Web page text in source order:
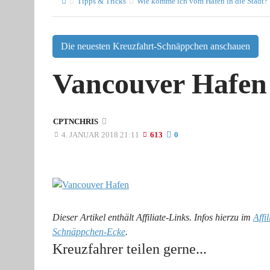
Die neuesten Kreuzfahrt-Schnäppchen anschauen
Vancouver Hafen
CPTNCHRIS
4. JANUAR 2018 21:11
613 0
Dieser Artikel enthält Affiliate-Links. Infos hierzu im
Schnäppchen-Ecke.
Kreuzfahrer teilen gerne...